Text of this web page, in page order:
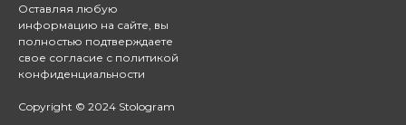
Оставляя любую
информацию на сайте, вы
полностью подтверждаете
свое согласие с политикой
конфиденциальности
Copyright © 2024 Stologram